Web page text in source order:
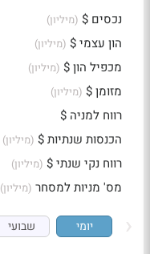
נכסים $ (מיליון)
הון עצמי $ (מיליון)
מכפיל הון $ (מיליון)
מזומן $ (מיליון)
רווח למניה $
הכנסות שנתיות $ (מיליון)
רווח נקי שנתי $ (מיליון)
מס' מניות למסחר (מיליון)
יומי שבועי